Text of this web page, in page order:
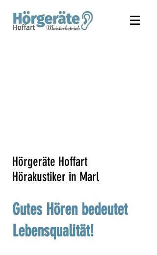
Hörgeräte Hoffart
Hörakustiker in Marl
Gutes Hören bedeutet
Lebensqualität!